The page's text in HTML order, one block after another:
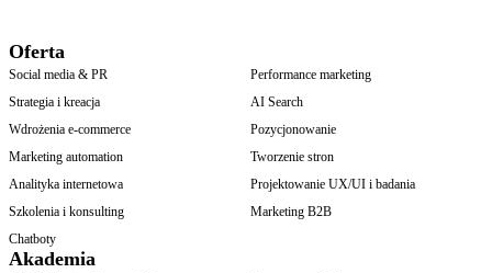
Oferta
Social media & PR
Performance marketing
Strategia i kreacja
AI Search
Wdrożenia e-commerce
Pozycjonowanie
Marketing automation
Tworzenie stron
Analityka internetowa
Projektowanie UX/UI i badania
Szkolenia i konsulting
Marketing B2B
Chatboty
Akademia